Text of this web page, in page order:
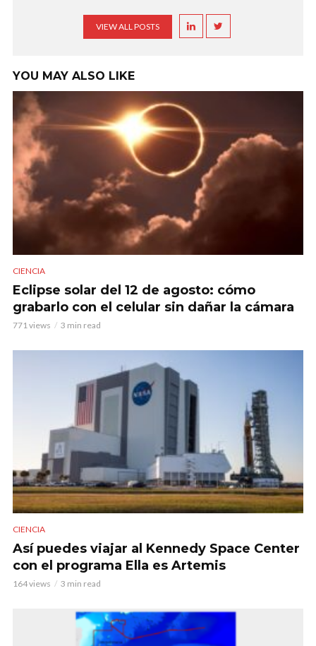
VIEW ALL POSTS
YOU MAY ALSO LIKE
CIENCIA
Eclipse solar del 12 de agosto: cómo
grabarlo con el celular sin dañar la cámara
771 views 3 min read
CIENCIA
Así puedes viajar al Kennedy Space Center
con el programa Ella es Artemis
164 views 3 min read